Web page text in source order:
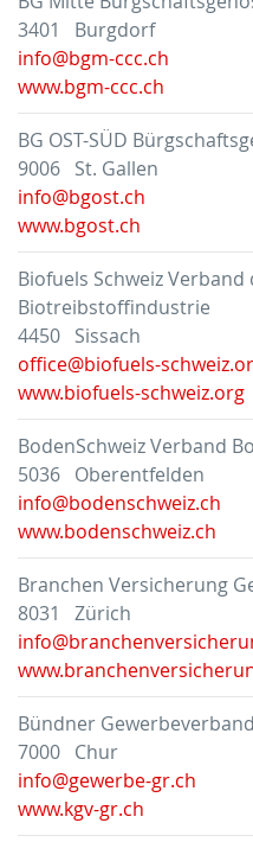
3401 Burgdorf
info@bgm-ccc.ch
www.bgm-ccc.ch
BG OST-SÜD
9006 St. Gallen
info@bgost.ch
www.bgost.ch
Biofuels Schweiz
Biotreibstoffindustrie
4450 Sissach
office@biofuels-
www.biofuels-schweiz.org
BodenSchweiz Verband
5036 Oberentfelden
info@bodenschweiz.ch
www.bodenschweiz.ch
Branchen Versicherung
8031 Zürich
Bündner Gewerbeverband
7000 Chur
info@gewerbe-gr.ch
www.kgv-gr.ch